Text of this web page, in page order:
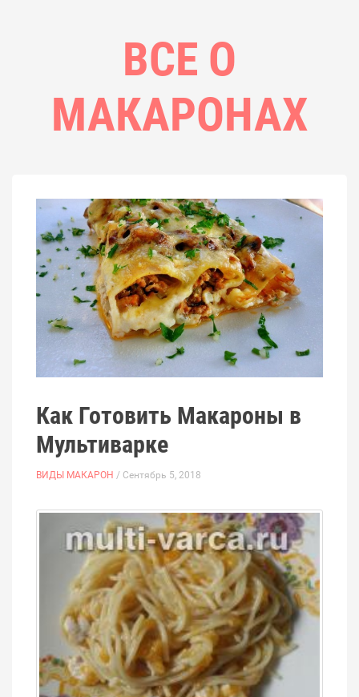
ВСЕ О
МАКАРОНАХ
Как Готовить Макароны в
Мультиварке
ВИДЫ МАКАРОН / Сентябрь 5, 2018